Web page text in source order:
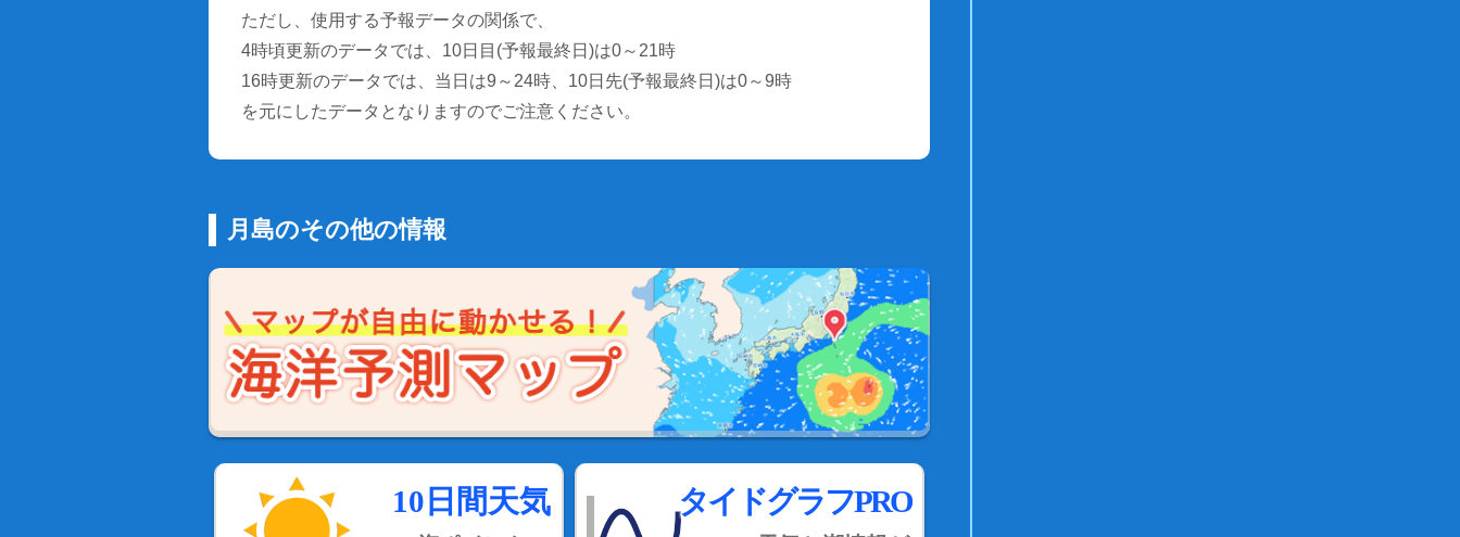
ただし、使用する予報データの関係で、
4時頃更新のデータでは、10日目(予報最終日)は0～21時
16時更新のデータでは、当日は9～24時、10日先(予報最終日)は0～9時
を元にしたデータとなりますのでご注意ください。
月島のその他の情報
10日間天気 タイドグラフPRO